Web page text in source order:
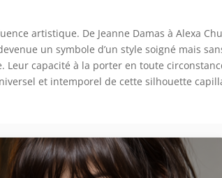
artistique. De Jeanne Damas à Alexa
un symbole d’un style soigné mais
Leur capacité à la porter en toute
et intemporel de cette silhouette